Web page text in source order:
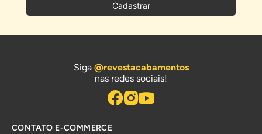
Cadastrar
Siga @revestacabamentos
nas redes sociais!
CONTATO E-COMMERCE